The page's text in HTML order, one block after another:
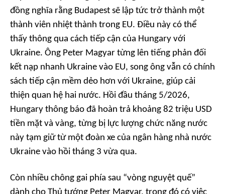
đồng nghĩa rằng Budapest sẽ lập tức trở thành một
thành viên nhiệt thành trong EU. Điều này có thể
thấy thông qua cách tiếp cận của Hungary với
Ukraine. Ông Peter Magyar từng lên tiếng phản đối
kết nạp nhanh Ukraine vào EU, song ông vẫn có chính
sách tiếp cận mềm dẻo hơn với Ukraine, giúp cải
thiện quan hệ hai nước. Hồi đầu tháng 5/2026,
Hungary thông báo đã hoàn trả khoảng 82 triệu USD
tiền mặt và vàng, từng bị lực lượng chức năng nước
này tạm giữ từ một đoàn xe của ngân hàng nhà nước
Ukraine vào hồi tháng 3 vừa qua.
Còn nhiều chông gai phía sau “vòng nguyệt quế”